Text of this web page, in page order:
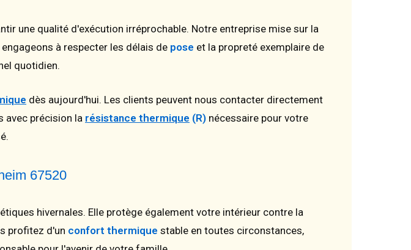
une qualité d'exécution irréprochable. Notre entreprise mise sur la
à respecter les délais de pose et la propreté exemplaire de
quotidien.
dès aujourd'hui. Les clients peuvent nous contacter directement
avec précision la résistance thermique (R) nécessaire pour votre
67520
hivernales. Elle protège également votre intérieur contre la
profitez d'un confort thermique stable en toutes circonstances,